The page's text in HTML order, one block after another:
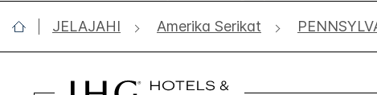
JELAJAHI Amerika Serikat